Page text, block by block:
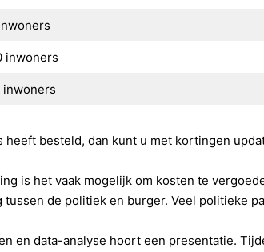
van kieslijsten in de toekomst kiezen voor
en nieuwe kiezers te binden.
woordkeuze in het vormgeven van
en deze strategisch koppelen aan
van privacy en verantwoord data-
Politieke Academie.
inwoners
inwoners
heeft besteld, dan kunt u met kortingen
is het vaak mogelijk om kosten te
tussen de politiek en burger. Veel politieke
en data-analyse hoort een presentatie.